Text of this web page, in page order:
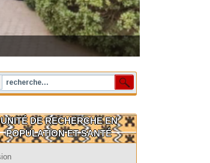
UNITÉ DE RECHERCHE EN
POPULATION ET SANTÉ